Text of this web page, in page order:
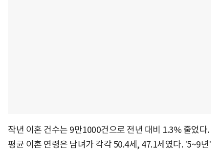
작년 이혼 건수는 9만1000건으로 전년 대비 1.3% 줄었다.
평균 이혼 연령은 남녀가 각각 50.4세, 47.1세였다. '5~9년'